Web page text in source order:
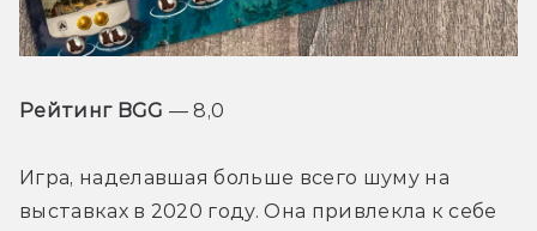
Рейтинг BGG — 8,0
Игра, наделавшая больше всего шуму на
выставках в 2020 году. Она привлекла к себе